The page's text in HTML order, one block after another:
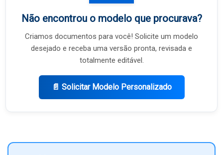
Não encontrou o modelo que procurava?
Criamos documentos para você! Solicite um modelo
desejado e receba uma versão pronta, revisada e
totalmente editável.
📄 Solicitar Modelo Personalizado